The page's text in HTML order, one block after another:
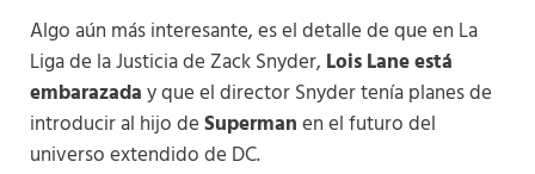
Algo aún más interesante, es el detalle de que en La
Liga de la Justicia de Zack Snyder, Lois Lane está
embarazaday que el director Snyder tenía planes de
introducir al hijo deSupermanen el futuro del
universo extendido de DC.